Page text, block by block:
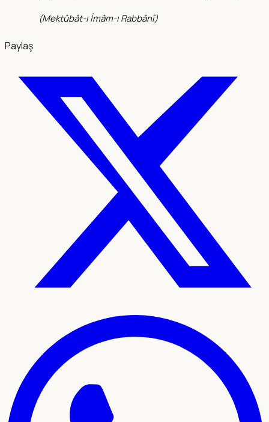
(Mektûbât-ı İmâm-ı Rabbânî)
Paylaş